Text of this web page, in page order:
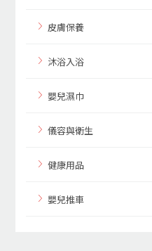
皮膚保養
沐浴入浴
嬰兒濕巾
儀容與衛生
健康用品
嬰兒推車